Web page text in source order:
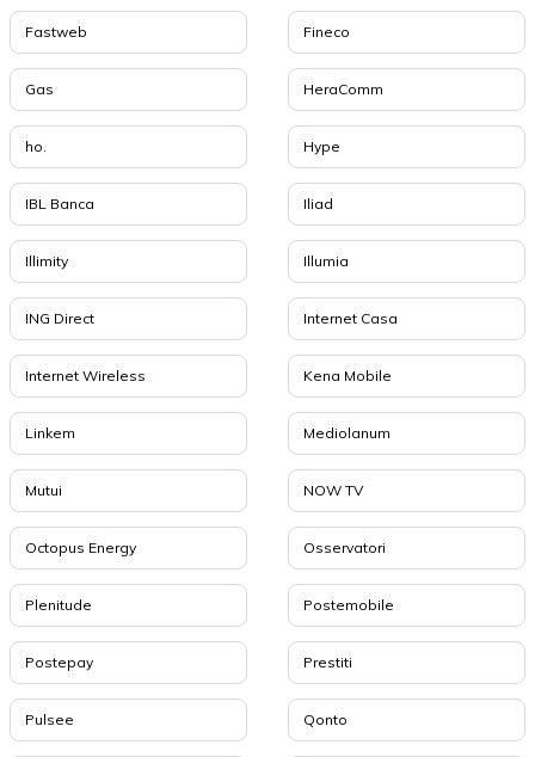
Fastweb Fineco
Gas HeraComm
ho. Hype
IBL Banca Iliad
Illimity Illumia
ING Direct Internet Casa
Internet Wireless Kena Mobile
Linkem Mediolanum
Mutui NOW TV
Octopus Energy Osservatori
Plenitude Postemobile
Postepay Prestiti
Pulsee Qonto